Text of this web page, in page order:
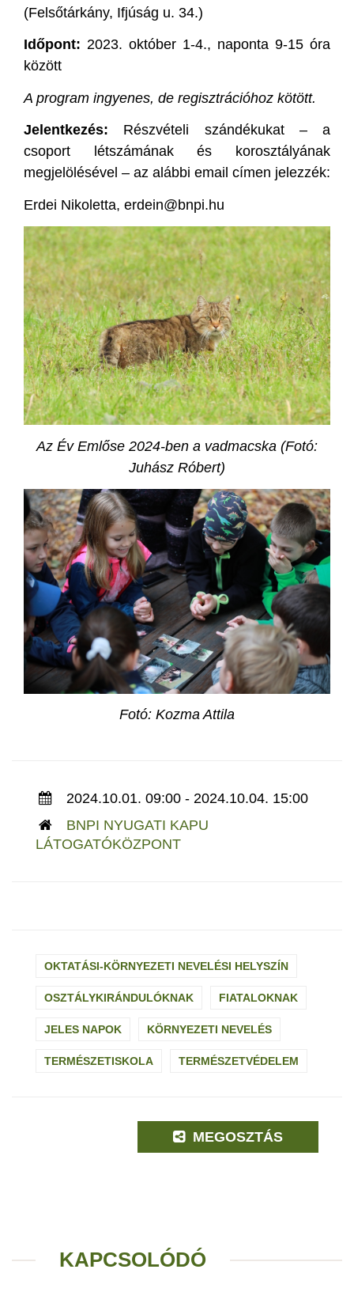
(Felsőtárkány, Ifjúság u. 34.)
Időpont: 2023. október 1-4., naponta 9-15 óra
között
A program ingyenes, de regisztrációhoz kötött.
Jelentkezés: Részvételi szándékukat – a
csoport létszámának és korosztályának
megjelölésével – az alábbi email címen jelezzék:
Erdei Nikoletta, erdein@bnpi.hu
Az Év Emlőse 2024-ben a vadmacska (Fotó:
Juhász Róbert)
Fotó: Kozma Attila
2024.10.01. 09:00 - 2024.10.04. 15:00
BNPI NYUGATI KAPU
LÁTOGATÓKÖZPONT
OKTATÁSI-KÖRNYEZETI NEVELÉSI HELYSZÍN
OSZTÁLYKIRÁNDULÓKNAK FIATALOKNAK
JELES NAPOK KÖRNYEZETI NEVELÉS
TERMÉSZETISKOLA TERMÉSZETVÉDELEM
MEGOSZTÁS
KAPCSOLÓDÓ